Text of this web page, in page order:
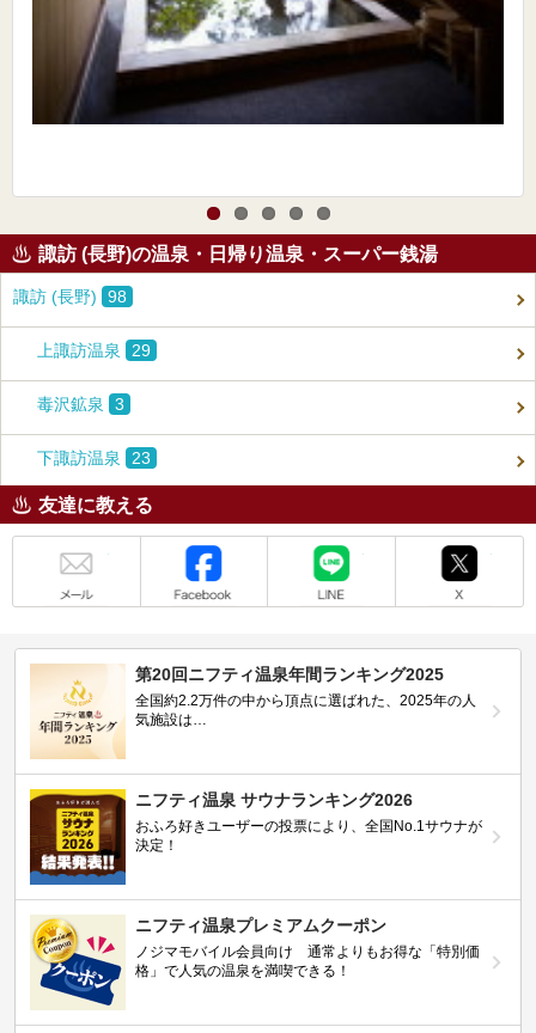
諏訪 (長野)の温泉・日帰り温泉・スーパー銭湯
諏訪 (長野) 98
上諏訪温泉 29
毒沢鉱泉 3
下諏訪温泉 23
友達に教える
第20回ニフティ温泉年間ランキング2025
全国約2.2万件の中から頂点に選ばれた、2025年の人
気施設は…
ニフティ温泉 サウナランキング2026
おふろ好きユーザーの投票により、全国No.1サウナが
決定！
ニフティ温泉プレミアムクーポン
ノジマモバイル会員向け 通常よりもお得な「特別価
格」で人気の温泉を満喫できる！